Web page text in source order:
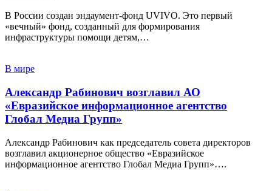
В России создан эндаумент-фонд UVIVO. Это первый
«вечный» фонд, созданный для формирования
инфраструктуры помощи детям,…
В мире
Александр Рабинович возглавил АО
«Евразийское информационное агентство
Глобал Медиа Групп»
Александр Рабинович как председатель совета директоров
возглавил акционерное общество «Евразийское
информационное агентство Глобал Медиа Групп»….